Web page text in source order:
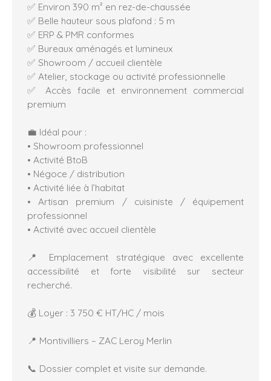
✅ Environ 390 m² en rez-de-chaussée
✅ Belle hauteur sous plafond : 5 m
✅ ERP & PMR conformes
✅ Bureaux aménagés et lumineux
✅ Showroom / accueil clientèle
✅ Atelier, stockage ou activité professionnelle
✅ Accès facile et environnement commercial
premium
💼 Idéal pour :
• Showroom professionnel
• Activité BtoB
• Négoce / distribution
• Activité liée à l’habitat
• Artisan premium / cuisiniste / équipement
professionnel
• Activité avec accueil clientèle
📍 Emplacement stratégique avec excellente
accessibilité et forte visibilité sur secteur
recherché.
💰 Loyer : 3 750 € HT/HC / mois
📍 Montivilliers – ZAC Leroy Merlin
📞 Dossier complet et visite sur demande.